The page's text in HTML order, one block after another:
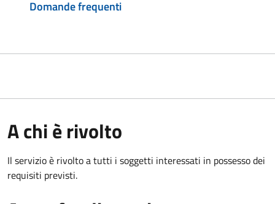
Domande frequenti
A chi è rivolto
Il servizio è rivolto a tutti i soggetti interessati in possesso dei
requisiti previsti.